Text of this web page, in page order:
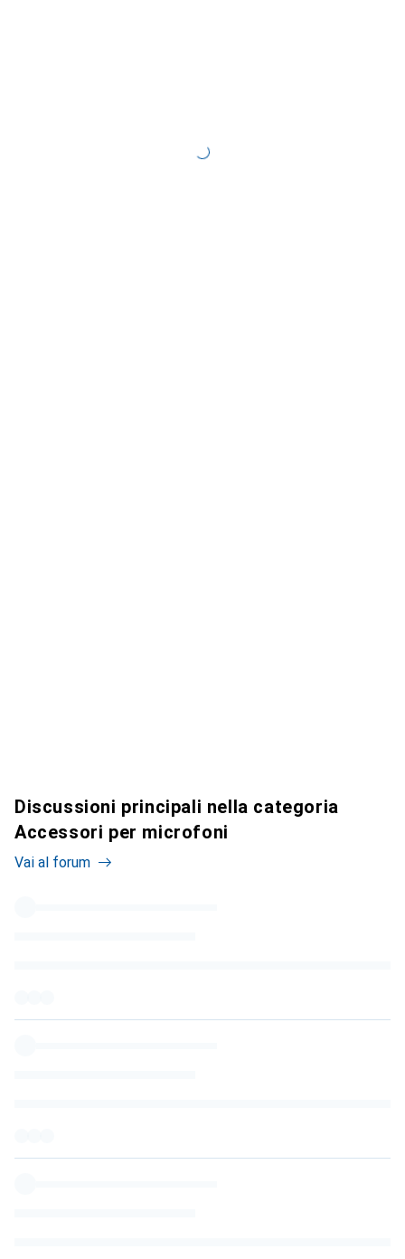
Discussioni principali nella categoria
Accessori per microfoni
Vai al forum